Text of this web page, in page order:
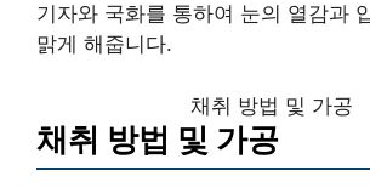
기자와 국화를 통하여 눈의 열감과
맑게 해줍니다.
채취 방법 및 가공
채취 방법 및 가공